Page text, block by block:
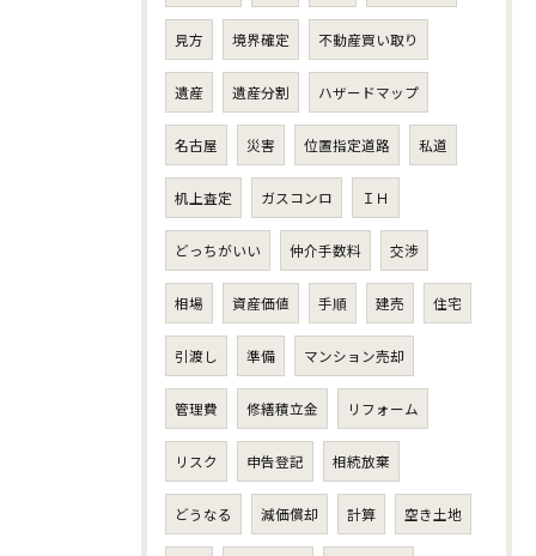
見方 境界確定 不動産買い取り
遺産 遺産分割 ハザードマップ
名古屋 災害 位置指定道路 私道
机上査定 ガスコンロ ＩＨ
どっちがいい 仲介手数料 交渉
相場 資産価値 手順 建売 住宅
引渡し 準備 マンション売却
管理費 修繕積立金 リフォーム
リスク 申告登記 相続放棄
どうなる 減価償却 計算 空き土地